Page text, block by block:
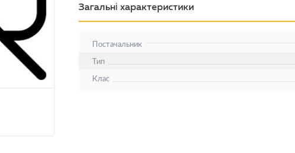
Загальні характеристики
Постачальник
Тип
Клас